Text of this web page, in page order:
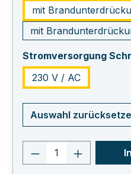
mit
mit
Stromversorgung
230 V / AC
Auswahl
Produkt